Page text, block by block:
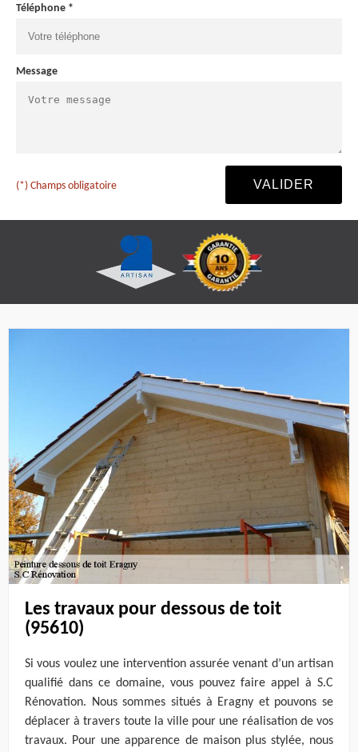
Téléphone *
Message
(*) Champs obligatoire
Les travaux pour dessous de toit
(95610)
Si vous voulez une intervention assurée venant d’un artisan
qualifié dans ce domaine, vous pouvez faire appel à S.C
Rénovation. Nous sommes situés à Eragny et pouvons se
déplacer à travers toute la ville pour une réalisation de vos
travaux. Pour une apparence de maison plus stylée, nous